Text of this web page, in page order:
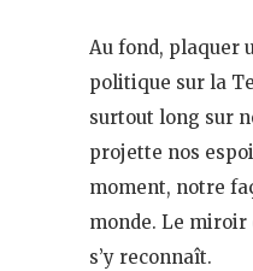
Au fond, plaquer
politique sur la
surtout long sur
projette nos
moment, notre
monde. Le miroir
s’y reconnaît.